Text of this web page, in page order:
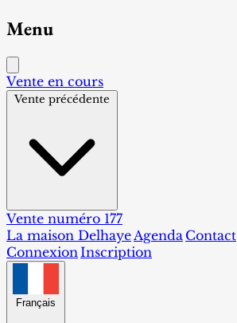
Menu
Vente en cours
Vente précédente
Vente numéro 177
La maison DelhayeAgenda Contact
ConnexionInscription
Français